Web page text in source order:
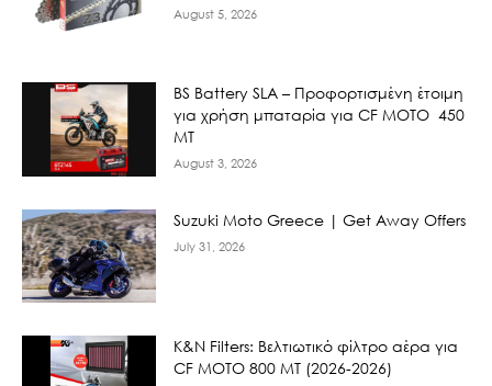
August 5, 2026
BS Battery SLA – Προφορτισμένη έτοιμη
για χρήση μπαταρία για CF MOTO 450
MT
August 3, 2026
Suzuki Moto Greece | Get Away Offers
July 31, 2026
K&N Filters: Βελτιωτικό φίλτρο αέρα για
CF ΜΟΤΟ 800 ΜΤ (2026-2026)